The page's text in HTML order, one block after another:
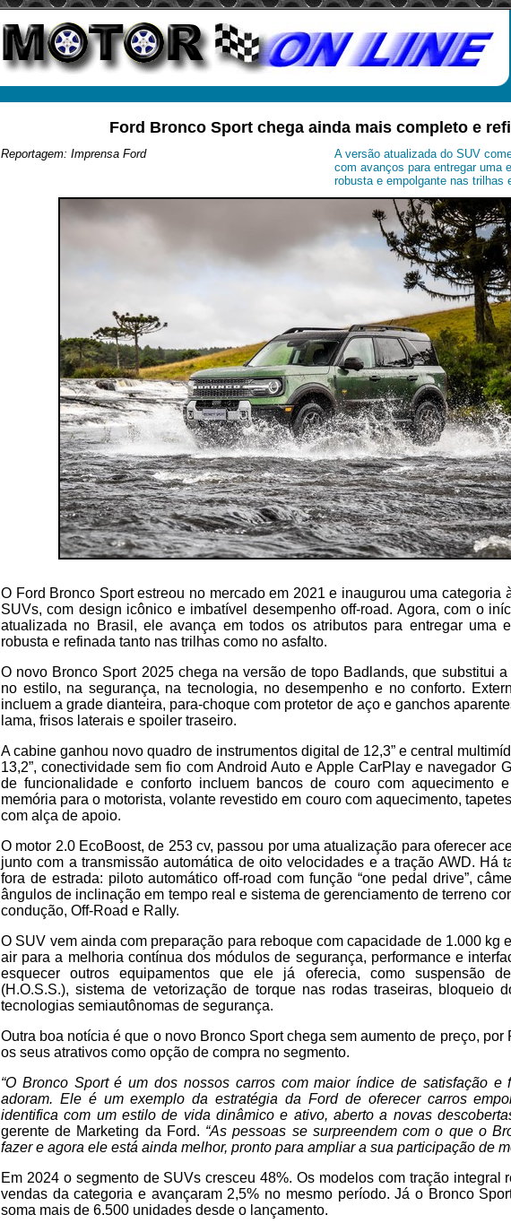
Ford Bronco Sport chega ainda mais completo e
Reportagem: Imprensa Ford
A versão atualizada do SUV
com avanços para entregar uma
robusta e empolgante nas trilhas
O Ford Bronco Sport estreou no mercado em 2021 e inaugurou uma categoria
SUVs, com design icônico e imbatível desempenho off-road. Agora, com o
atualizada no Brasil, ele avança em todos os atributos para entregar uma
robusta e refinada tanto nas trilhas como no asfalto.
O novo Bronco Sport 2025 chega na versão de topo Badlands, que substitui
no estilo, na segurança, na tecnologia, no desempenho e no conforto.
incluem a grade dianteira, para-choque com protetor de aço e ganchos
lama, frisos laterais e spoiler traseiro.
A cabine ganhou novo quadro de instrumentos digital de 12,3” e central
13,2”, conectividade sem fio com Android Auto e Apple CarPlay e navegador
de funcionalidade e conforto incluem bancos de couro com aquecimento
memória para o motorista, volante revestido em couro com aquecimento,
com alça de apoio.
O motor 2.0 EcoBoost, de 253 cv, passou por uma atualização para oferecer
junto com a transmissão automática de oito velocidades e a tração AWD. Há
fora de estrada: piloto automático off-road com função “one pedal drive”,
ângulos de inclinação em tempo real e sistema de gerenciamento de terreno
condução, Off-Road e Rally.
O SUV vem ainda com preparação para reboque com capacidade de 1.000 kg
air para a melhoria contínua dos módulos de segurança, performance e
esquecer outros equipamentos que ele já oferecia, como suspensão
(H.O.S.S.), sistema de vetorização de torque nas rodas traseiras, bloqueio
tecnologias semiautônomas de segurança.
Outra boa notícia é que o novo Bronco Sport chega sem aumento de preço, por
os seus atrativos como opção de compra no segmento.
“O Bronco Sport é um dos nossos carros com maior índice de satisfação e
adoram. Ele é um exemplo da estratégia da Ford de oferecer carros
identifica com um estilo de vida dinâmico e ativo, aberto a novas
gerente de Marketing da Ford. “As pessoas se surpreendem com o que o
fazer e agora ele está ainda melhor, pronto para ampliar a sua participação de
Em 2024 o segmento de SUVs cresceu 48%. Os modelos com tração integral
vendas da categoria e avançaram 2,5% no mesmo período. Já o Bronco
soma mais de 6.500 unidades desde o lançamento.